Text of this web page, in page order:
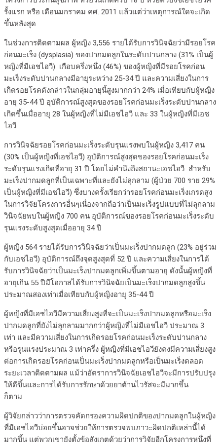
รั้งแรก หรือ เดือนมกราคม คศ. 2011 แล้วแต่ว่าเหตุการณ์ใดจะเกิด
ขึ้นหลังสุด
ในช่วงการติดตามผล ผู้หญิง 3,556 รายได้รับการวินิจฉัยว่ามีรอยโรค
ก่อนมะเร็ง (dysplasia) ของปากมดลูกในระดับปานกลาง (31% เป็นผู้
หญิงที่มีเอชไอวี) เกือบครึ่งหนึ่ง (46%) ของผู้หญิงที่มีรอยโรคก่อน
มะเร็งระดับปานกลางมีอายุระหว่าง 25-34 ปี และความเสี่ยงในการ
เกิดรอยโรคดังกล่าวในกลุ่มอายุนี้สูงมากกว่า 24% เมื่อเทียบกับผู้หญิง
อายุ 35-44 ปี อุบัติการณ์สูงสุดของรอยโรคก่อนมะเร็งระดับปานกลาง
เกิดขึ้นเมื่ออายุ 28 ในผู้หญิงที่ไม่มีเอชไอวี และ 33 ในผู้หญิงที่มีเอช
ไอวี
การวินิจฉัยรอยโรคก่อนมะเร็งระดับรุนแรงพบในผู้หญิง 3,417 คน
(30% เป็นผู้หญิงที่เอชไอวี) อุบัติการณ์สูงสุดของรอยโรคก่อนมะเร็ง
ระดับรุนแรงเกิดที่อายุ 31 ปี โดยไม่คำนึงถึงสถานะเอชไอวี สำหรับ
มะเร็งปากมดลูกที่เป็นเฉพาะที่และยังไม่ลุกลาม (ผู้ป่วย 700 ราย 29%
เป็นผู้หญิงที่มีเอชไอวี) ซึ่งบางครั้งเรียกว่ารอยโรคก่อนมะเร็งเกรดสูง
ในการวิจัยโครงการอื่นๆเนื่องจากถือว่าเป็นมะเร็งรูปแบบที่ไม่ลุกลาม
วินิจฉัยพบในผู้หญิง 700 คน อุบัติการณ์ของรอยโรคก่อนมะเร็งระดับ
รุนแรงระดับสูงสุดเมื่ออายุ 34 ปี
ผู้หญิง 564 รายได้รับการวินิจฉัยว่าเป็นมะเร็งปากมดลูก (23% อยู่ร่วม
กับเอชไอวี) อุบัติการณ์ถึงจุดสูงสุดที่ 52 ปี และความเสี่ยงในการได้
รับการวินิจฉัยว่าเป็นมะเร็งปากมดลูกเพิ่มขึ้นตามอายุ ดังนั้นผู้หญิงที่
อายุเกิน 55 ปีมีโอกาสได้รับการวินิจฉัยเป็นมะเร็งปากมดลูกสูงขึ้น
ประมาณสองเท่าเมื่อเทียบกับผู้หญิงอายุ 35-44 ปี
ผู้หญิงที่มีเอชไอวีมีความเสี่ยงสูงที่จะเป็นมะเร็งปากมดลูกหรือมะเร็ง
ปากมดลูกที่ยังไม่ลุกลามมากกว่าผู้หญิงที่ไม่มีเอชไอวี ประมาณ 3
เท่า และมีความเสี่ยงในการเกิดรอยโรคก่อนมะเร็งระดับปานกลาง
หรือรุนแรงประมาณ 3 เท่าครึ่ง ผู้หญิงที่มีเอชไอวียังคงมีความเสี่ยงสูง
ต่อการเกิดรอยโรคก่อนเป็นมะเร็งปากมดลูกหรือเป็นมะเร็งตลอด
ระยะเวลาติดตามผล แม้ว่าอัตราการวินิจฉัยเอชไอวีจะมีการปรับปรุง
ให้ดีขึ้นและการได้รับการรักษาด้วยยาต้านไวรัสจะมีมากขึ้น
ก็ตาม
ผู้วิจัยกล่าวว่าการตรวจคัดกรองความผิดปกติของปากมดลูกในผู้หญิง
ที่มีเอชไอวีบ่อยขึ้นอาจช่วยให้การตรวจพบภาวะผิดปกติเหล่านี้ได้
มากขึ้น แต่พวกเขายังตั้งข้อสังเกตด้วยว่าการวิจัยอีกโครงการหนึ่งที่